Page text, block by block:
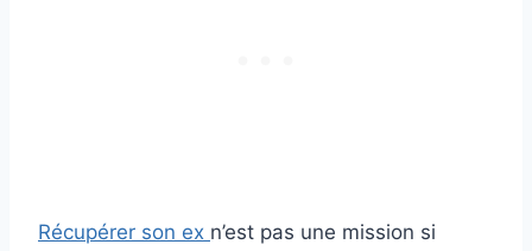
Récupérer son ex n’est pas une mission si